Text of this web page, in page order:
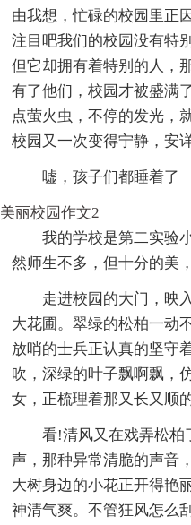
由我想，忙碌的校园里正
注目吧我们的校园没有特
但它却拥有着特别的人，
有了他们，校园才被盛满
点萤火虫，不停的发光，
校园又一次变得宁静，安详
嘘，孩子们都睡着了
美丽校园作文2
我的学校是第二实验
然师生不多，但十分的美
走进校园的大门，映
大花圃。翠绿的松柏一动
放哨的士兵正认真的坚守
吹，深绿的叶子飘啊飘，
女，正梳理着那又长又顺
看!清风又在戏弄松柏
声，那种异常清脆的声音
大树身边的小花正开得艳
神清气爽。不管狂风怎么